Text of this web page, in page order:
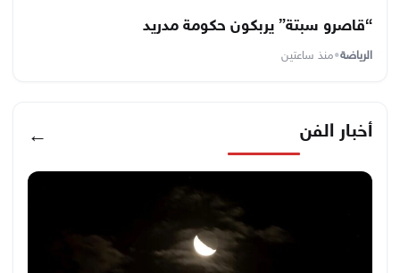
“قاصرو سبتة” يربكون حكومة مدريد
الرياضة•منذ ساعتين
أخبار الفن ←